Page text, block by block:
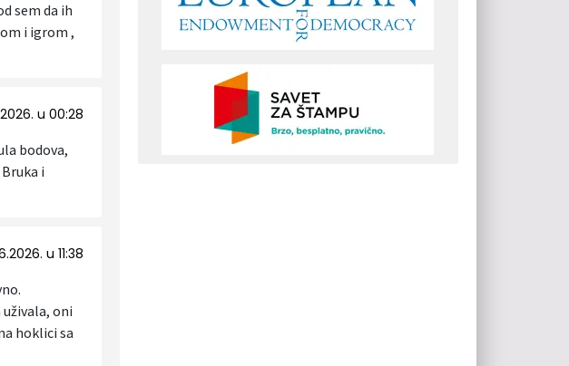
sem da ih
i igrom ,
u 00:28
bodova,
i
u 11:38
oni
hoklici sa